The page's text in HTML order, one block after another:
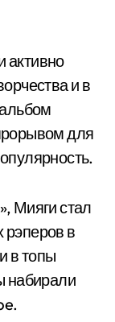
активно
и в
для
Мияги стал
в
в топы
набирали